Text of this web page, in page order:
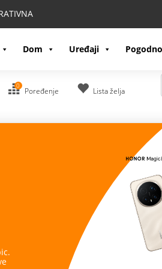
Dom Uređaji
0
Poređenje Lista želja